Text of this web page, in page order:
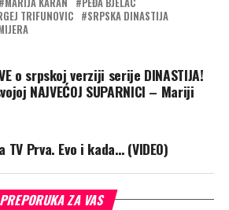
TRIFUNOVIC
SRPSKA DINASTIJA
o srpskoj verziji serije DINASTIJA!
NAJVEĆOJ SUPARNICI – Mariji
TV Prva. Evo i kada… (VIDEO)
PREPORUKA ZA VAS